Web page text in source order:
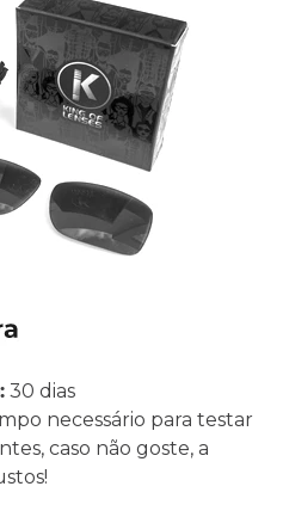
30 dias
necessário para testar
caso não goste, a